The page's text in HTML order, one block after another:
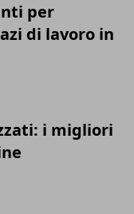
per
di lavoro in
i migliori